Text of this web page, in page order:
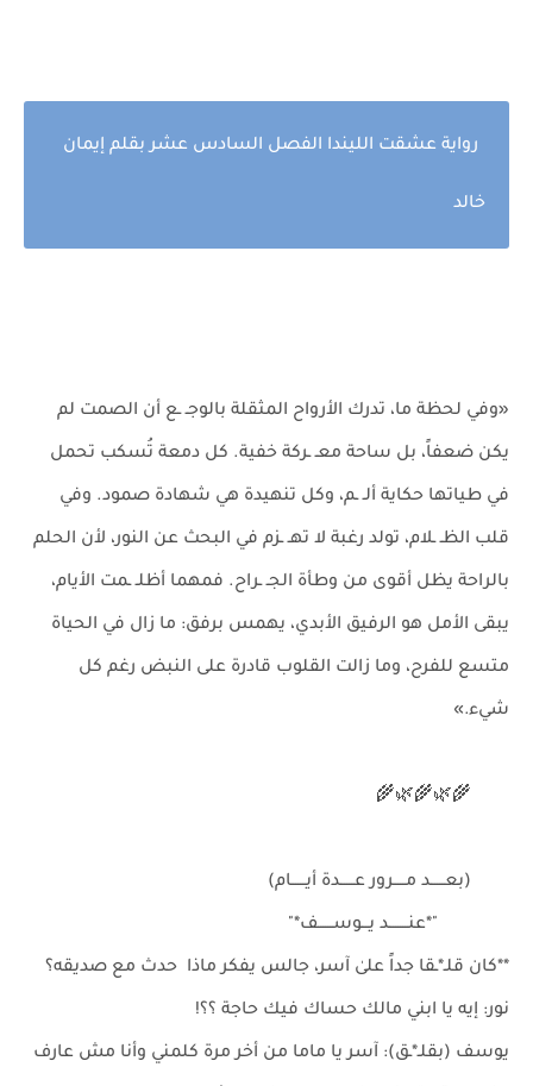
رواية عشقت الليندا الفصل السادس عشر بقلم إيمان
خالد
«وفي لحظة ما، تدرك الأرواح المثقلة بالوجـ ـع أن الصمت لم
يكن ضعفاً، بل ساحة معـ ـركة خفية. كل دمعة تُسكب تحمل
في طياتها حكاية ألـ ـم، وكل تنهيدة هي شهادة صمود. وفي
قلب الظـ ـلام، تولد رغبة لا تهـ ـزم في البحث عن النور، لأن الحلم
بالراحة يظل أقوى من وطأة الجـ ـراح. فمهما أظلـ ـمت الأيام،
يبقى الأمل هو الرفيق الأبدي، يهمس برفق: ما زال في الحياة
متسع للفرح، وما زالت القلوب قادرة على النبض رغم كل
شيء.»
🌾🌿🌾🌿🌾
(بعــــــد مـــــرور عــــــدة أيــــــام)
"*عنــــــــد يـــوســــــف*"
**كان قلـ*ـقا جداً علىٰ آسر، جالس يفكر ماذا حدث مع صديقه؟
نور: إيه يا ابني مالك حساك فيك حاجة ؟؟!
يوسف (بقلـ*ـق): آسر يا ماما من أخر مرة كلمني وأنا مش عارف